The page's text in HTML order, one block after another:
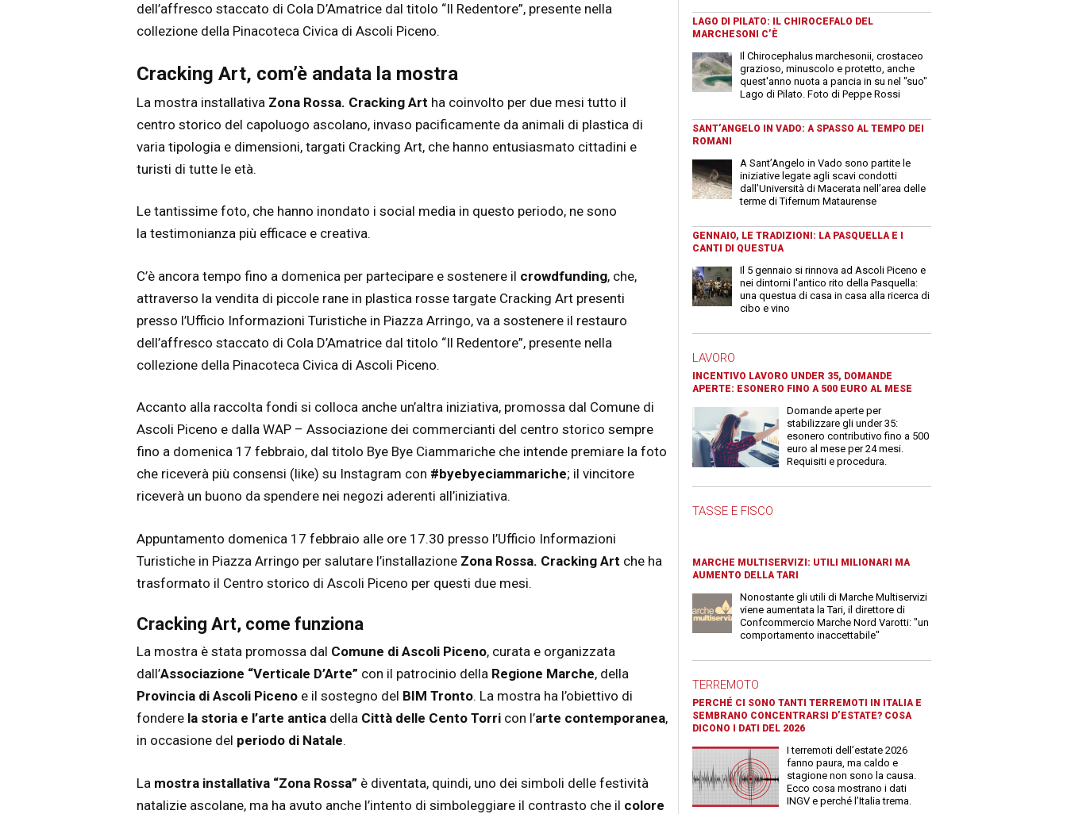
dell’affresco staccato di Cola D’Amatrice dal titolo “Il Redentore”, presente nella
collezione della Pinacoteca Civica di Ascoli Piceno.
Cracking Art, com’è andata la mostra
La mostra installativa Zona Rossa. Cracking Art ha coinvolto per due mesi tutto il
centro storico del capoluogo ascolano, invaso pacificamente da animali di plastica di
varia tipologia e dimensioni, targati Cracking Art, che hanno entusiasmato cittadini e
turisti di tutte le età.
Le tantissime foto, che hanno inondato i social media in questo periodo, ne sono
la testimonianza più efficace e creativa.
C’è ancora tempo fino a domenica per partecipare e sostenere il crowdfunding, che,
attraverso la vendita di piccole rane in plastica rosse targate Cracking Art presenti
presso l’Ufficio Informazioni Turistiche in Piazza Arringo, va a sostenere il restauro
dell’affresco staccato di Cola D’Amatrice dal titolo “Il Redentore”, presente nella
collezione della Pinacoteca Civica di Ascoli Piceno.
Accanto alla raccolta fondi si colloca anche un’altra iniziativa, promossa dal Comune di
Ascoli Piceno e dalla WAP – Associazione dei commercianti del centro storico sempre
fino a domenica 17 febbraio, dal titolo Bye Bye Ciammariche che intende premiare la foto
che riceverà più consensi (like) su Instagram con #byebyeciammariche; il vincitore
riceverà un buono da spendere nei negozi aderenti all’iniziativa.
Appuntamento domenica 17 febbraio alle ore 17.30 presso l’Ufficio Informazioni
Turistiche in Piazza Arringo per salutare l’installazione Zona Rossa. Cracking Art che ha
trasformato il Centro storico di Ascoli Piceno per questi due mesi.
Cracking Art, come funziona
La mostra è stata promossa dal Comune di Ascoli Piceno, curata e organizzata
dall’Associazione “Verticale D’Arte” con il patrocinio della Regione Marche, della
Provincia di Ascoli Picenoe il sostegno del BIM Tronto. La mostra ha l’obiettivo di
fondere la storia e l’arte antica dellaCittà delle Cento Torricon l’arte contemporanea,
in occasione del periodo di Natale.
La mostra installativa “Zona Rossa” è diventata, quindi, uno dei simboli delle festività
natalizie ascolane, ma ha avuto anche l’intento di simboleggiare il contrasto che il colore
LAGO DI PILATO: IL CHIROCEFALO DEL
MARCHESONI C’È
Il Chirocephalus marchesonii, crostaceo
grazioso, minuscolo e protetto, anche
quest'anno nuota a pancia in su nel "suo"
Lago di Pilato. Foto di Peppe Rossi
SANT’ANGELO IN VADO: A SPASSO AL TEMPO DEI
ROMANI
A Sant’Angelo in Vado sono partite le
iniziative legate agli scavi condotti
dall’Università di Macerata nell’area delle
terme di Tifernum Mataurense
GENNAIO, LE TRADIZIONI: LA PASQUELLA E I
CANTI DI QUESTUA
Il 5 gennaio si rinnova ad Ascoli Piceno e
nei dintorni l'antico rito della Pasquella:
una questua di casa in casa alla ricerca di
cibo e vino
LAVORO
INCENTIVO LAVORO UNDER 35, DOMANDE
APERTE: ESONERO FINO A 500 EURO AL MESE
Domande aperte per
stabilizzare gli under 35:
esonero contributivo fino a 500
euro al mese per 24 mesi.
Requisiti e procedura.
TASSE E FISCO
MARCHE MULTISERVIZI: UTILI MILIONARI MA
AUMENTO DELLA TARI
Nonostante gli utili di Marche Multiservizi
viene aumentata la Tari, il direttore di
Confcommercio Marche Nord Varotti: "un
comportamento inaccettabile"
TERREMOTO
PERCHÉ CI SONO TANTI TERREMOTI IN ITALIA E
SEMBRANO CONCENTRARSI D’ESTATE? COSA
DICONO I DATI DEL 2026
I terremoti dell’estate 2026
fanno paura, ma caldo e
stagione non sono la causa.
Ecco cosa mostrano i dati
INGV e perché l’Italia trema.